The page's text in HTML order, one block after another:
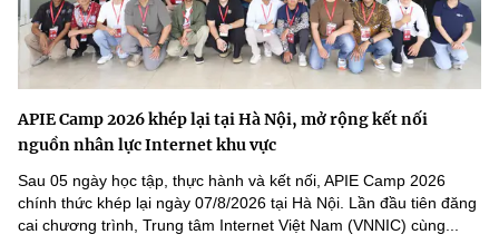
APIE Camp 2026 khép lại tại Hà Nội, mở rộng kết nối
nguồn nhân lực Internet khu vực
Sau 05 ngày học tập, thực hành và kết nối, APIE Camp 2026
chính thức khép lại ngày 07/8/2026 tại Hà Nội. Lần đầu tiên đăng
cai chương trình, Trung tâm Internet Việt Nam (VNNIC) cùng...